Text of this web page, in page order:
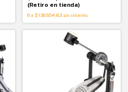
(Retiro en tienda)
6 x $136.654,83 sin interés